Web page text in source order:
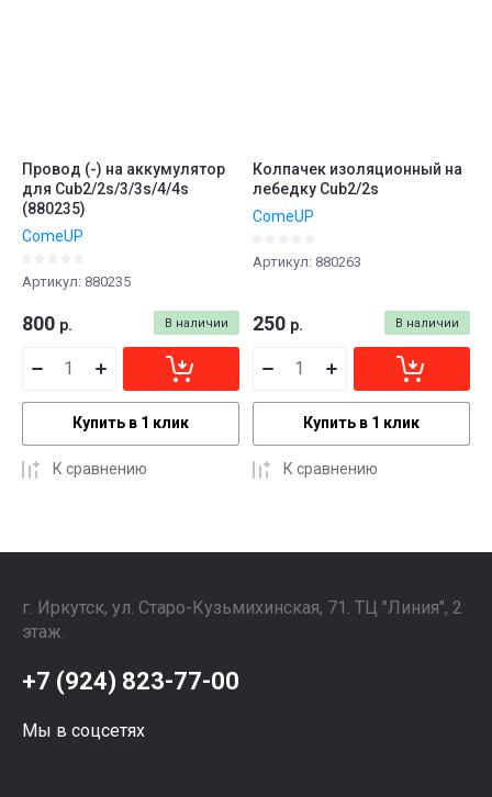
Провод (-) на аккумулятор
для Cub2/2s/3/3s/4/4s
(880235)
ComeUP
Артикул: 880235
В наличии
800 р.
Купить в 1 клик
К сравнению
Колпачек изоляционный на
лебедку Cub2/2s
ComeUP
Артикул: 880263
В наличии
250 р.
Купить в 1 клик
К сравнению
г. Иркутск, ул. ​Старо-Кузьмихинская, 71. ТЦ "Линия", 2
этаж. ⠀⠀⠀⠀⠀⠀⠀⠀⠀⠀
+7 (924) 823-77-00
Мы в соцсетях